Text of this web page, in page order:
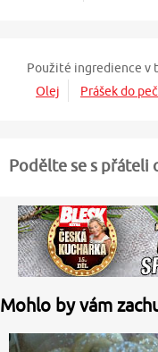
Použité ingredience v
Olej
Prášek do
Podělte se s přáteli
Mohlo by vám